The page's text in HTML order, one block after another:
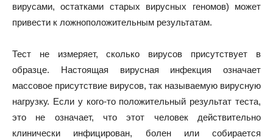
вирусами, остатками старых вирусных геномов) может
привести к ложноположительным результатам.
Тест не измеряет, сколько вирусов присутствует в
образце. Настоящая вирусная инфекция означает
массовое присутствие вирусов, так называемую вирусную
нагрузку. Если у кого-то положительный результат теста,
это не означает, что этот человек действительно
клинически инфицирован, болен или собирается